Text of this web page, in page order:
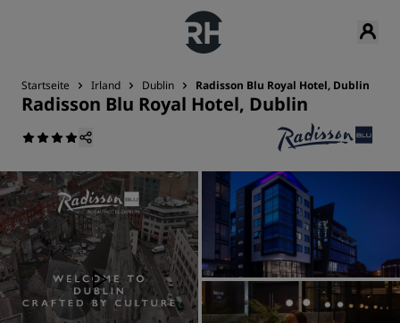
Startseite Irland Dublin Radisson Blu Royal Hotel, Dublin
Radisson Blu Royal Hotel, Dublin